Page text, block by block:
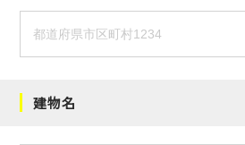
建物名